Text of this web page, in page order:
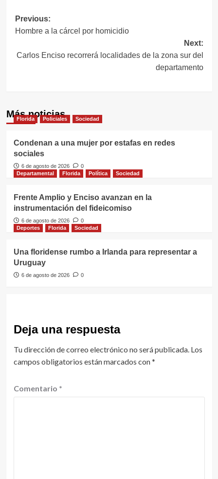
Navegación
de
entradas
Previous:
Hombre a la cárcel por homicidio
Next:
Carlos Enciso recorrerá localidades de la zona sur del
departamento
Más noticias
Florida Policiales Sociedad
Condenan a una mujer por estafas en redes
sociales
6 de agosto de 2026
0
Departamental
Florida Política Sociedad
Frente Amplio y Enciso avanzan en la
instrumentación del fideicomiso
6 de agosto de 2026
0
Deportes
Florida Sociedad
Una floridense rumbo a Irlanda para representar a
Uruguay
6 de agosto de 2026 0
Deja una respuesta
Tu dirección de correo electrónico no será publicada. Los
campos obligatorios están marcados con*
Comentario *